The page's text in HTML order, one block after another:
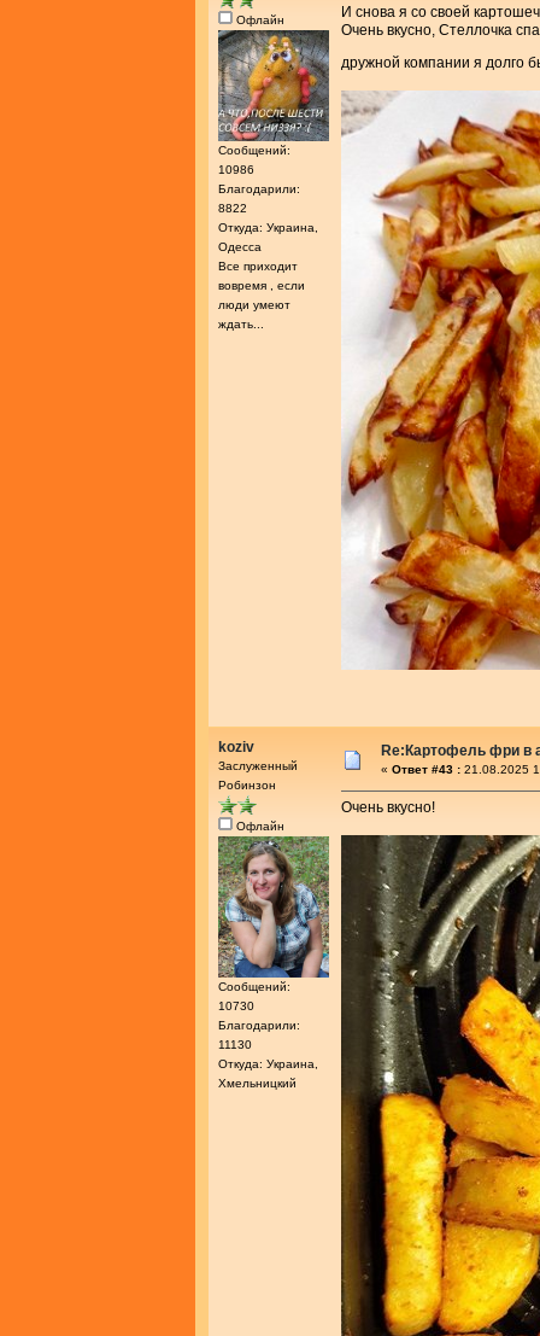
Офлайн
Сообщений:
10986
Благодарили:
8822
Откуда: Украина,
Одесса
Все приходит
вовремя , если
люди умеют
ждать...
И снова я со своей
Очень вкусно, Стеллочка
дружной компании я долго
koziv
Заслуженный
Робинзон
Офлайн
Сообщений:
10730
Благодарили:
11130
Откуда: Украина,
Хмельницкий
Re:Картофель фри в
« Ответ #43 : 21.08.2025
Очень вкусно!